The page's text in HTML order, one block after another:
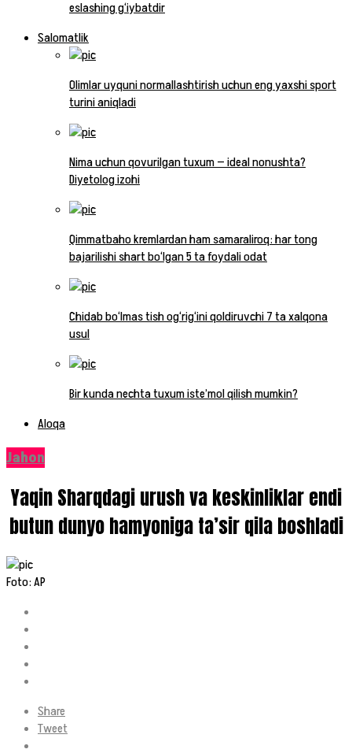
eslashing g‘iybatdir
Salomatlik
Olimlar uyquni normallashtirish uchun eng yaxshi sport
turini aniqladi
Nima uchun qovurilgan tuxum — ideal nonushta?
Diyetolog izohi
Qimmatbaho kremlardan ham samaraliroq: har tong
bajarilishi shart bo‘lgan 5 ta foydali odat
Chidab bo‘lmas tish og‘rig‘ini qoldiruvchi 7 ta xalqona
usul
Bir kunda nechta tuxum iste’mol qilish mumkin?
Aloqa
Jahon
Yaqin Sharqdagi urush va keskinliklar endi
butun dunyo hamyoniga ta’sir qila boshladi
Foto: AP
Share
Tweet